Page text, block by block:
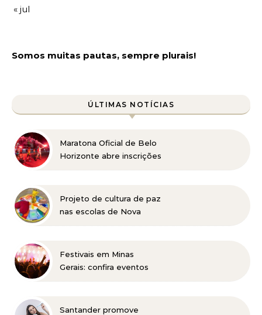
« jul
Somos muitas pautas, sempre plurais!
ÚLTIMAS NOTÍCIAS
Maratona Oficial de Belo
Horizonte abre inscrições
Projeto de cultura de paz
nas escolas de Nova
Festivais em Minas
Gerais: confira eventos
setembro
Santander promove